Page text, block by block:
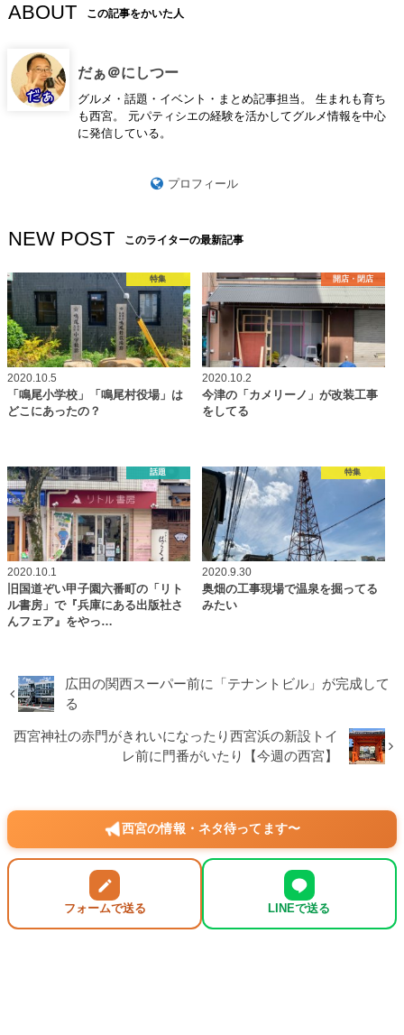
ABOUT この記事をかいた人
だぁ＠にしつー
グルメ・話題・イベント・まとめ記事担当。 生まれも育ち
も西宮。 元パティシエの経験を活かしてグルメ情報を中心
に発信している。
プロフィール
NEW POST このライターの最新記事
特集
2020.10.5
「鳴尾小学校」「鳴尾村役場」は
どこにあったの？
開店・閉店
2020.10.2
今津の「カメリーノ」が改装工事
をしてる
話題
2020.10.1
旧国道ぞい甲子園六番町の「リト
ル書房」で『兵庫にある出版社さ
んフェア』をやっ…
特集
2020.9.30
奥畑の工事現場で温泉を掘ってる
みたい
広田の関西スーパー前に「テナントビル」が完成して
る
西宮神社の赤門がきれいになったり西宮浜の新設トイ
レ前に門番がいたり【今週の西宮】
西宮の情報・ネタ待ってます〜
フォームで送る LINEで送る